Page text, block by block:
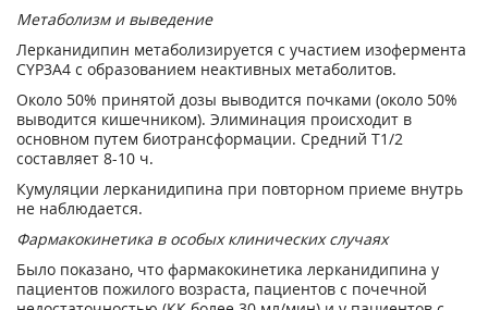
Метаболизми выведение
Лерканидипин метаболизируется с участием изофермента
CYP3A4 с образованием неактивных метаболитов.
Около 50% принятой дозы выводится почками (около 50%
выводится кишечником). Элиминация происходит в
основном путем биотрансформации. Средний T1/2
составляет 8-10 ч.
Кумуляции лерканидипина при повторном приеме внутрь
не наблюдается.
Фармакокинетика в особых клинических случаях
Было показано, что фармакокинетика лерканидипина у
пациентов пожилого возраста, пациентов с почечной